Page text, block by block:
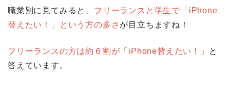
職業別に見てみると、 フリーランスと学生で「iPhone
替えたい！」という方の多さ が目立ちますね！
フリーランスの方は約６割が「iPhone替えたい！」
と
答えています。